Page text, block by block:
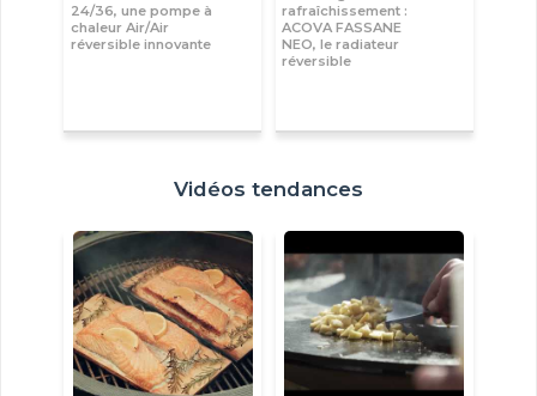
24/36, une pompe à
chaleur Air/Air
réversible innovante
rafraîchissement :
ACOVA FASSANE
NEO, le radiateur
réversible
Vidéos tendances